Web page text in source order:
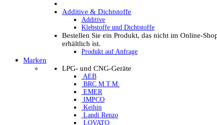
Additive & Dichtstoffe
Additive
Klebstoffe und Dichtstoffe
Bestellen Sie ein Produkt, das nicht im Online-
erhältlich ist.
Produkt auf Anfrage
Marken
LPG- und CNG-Geräte
AEB
BRC M.T.M.
EMER
IMPCO
Keihin
Landi Renzo
LOVATO